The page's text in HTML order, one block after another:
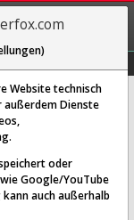
REGIS-
TRIEREN
Aktie:
Website technisch
Dienste
oder
Google/YouTube
auch außerhalb